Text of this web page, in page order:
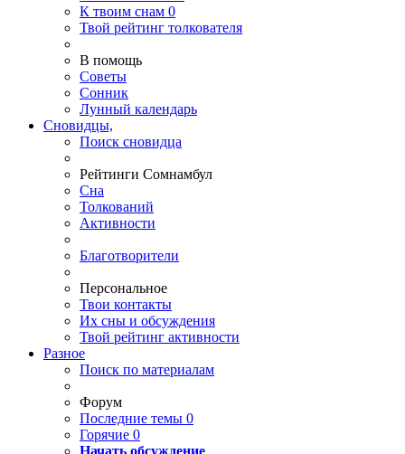
К твоим снам 0
Твой рейтинг толкователя
В помощь
Советы
Сонник
Лунный календарь
Сновидцы,
Поиск сновидца
Рейтинги Сомнамбул
Сна
Толкований
Активности
Благотворители
Персональное
Твои контакты
Их сны и обсуждения
Твой рейтинг активности
Разное
Поиск по материалам
Форум
Последние темы 0
Горячие 0
Начать обсуждение